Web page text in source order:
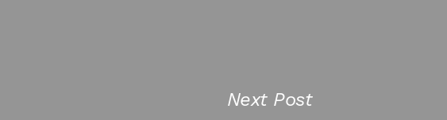
Next Post